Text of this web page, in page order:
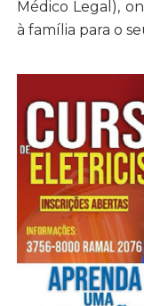
Médico Legal),
à família para o